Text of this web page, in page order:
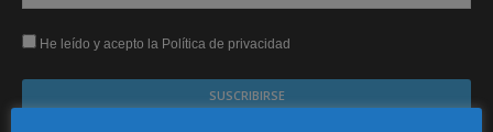
He leído y acepto la Política de privacidad